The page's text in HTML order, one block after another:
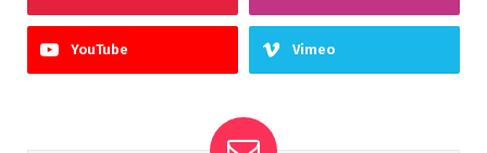
YouTube Vimeo